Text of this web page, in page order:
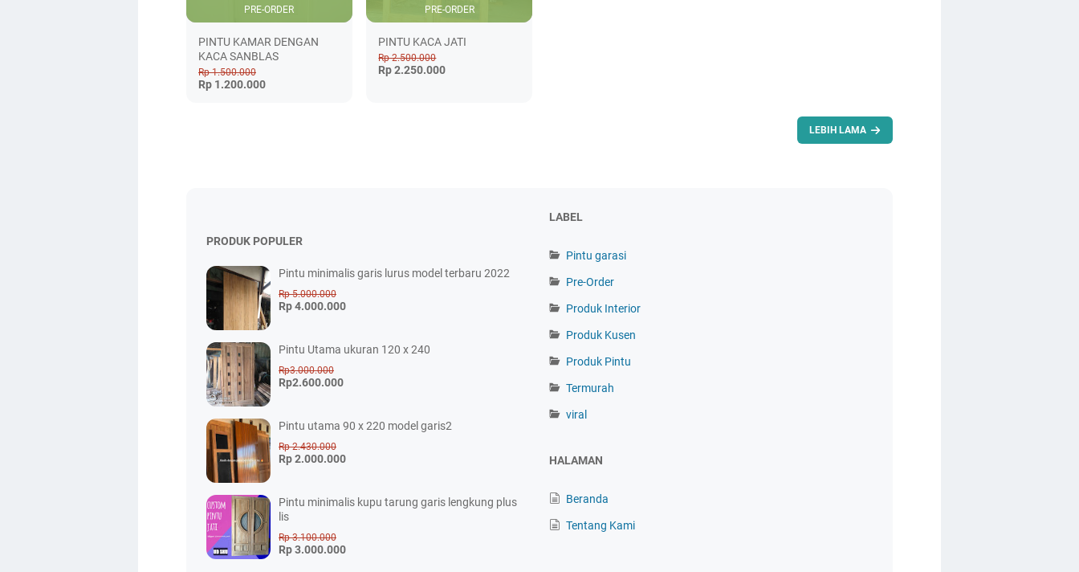
PRE-ORDER
PINTU KAMAR DENGAN
KACA SANBLAS
Rp 1.500.000
Rp 1.200.000
PRE-ORDER
PINTU KACA JATI
Rp 2.500.000
Rp 2.250.000
LEBIH LAMA
PRODUK POPULER
Pintu minimalis garis lurus model terbaru 2022
Rp 5.000.000
Rp 4.000.000
Pintu Utama ukuran 120 x 240
Rp3.000.000
Rp2.600.000
Pintu utama 90 x 220 model garis2
Rp 2.430.000
Rp 2.000.000
Pintu minimalis kupu tarung garis lengkung plus
lis
Rp 3.100.000
Rp 3.000.000
LABEL
Pintu garasi
Pre-Order
Produk Interior
Produk Kusen
Produk Pintu
Termurah
viral
HALAMAN
Beranda
Tentang Kami